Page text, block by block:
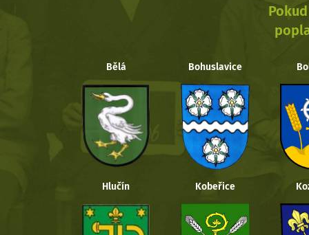
Bělá Bohuslavice
Hlučín Kobeřice